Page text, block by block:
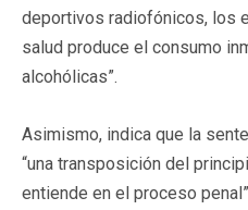
deportivos radiofónicos, los
salud produce el consumo
alcohólicas”.
Asimismo, indica que la
“una transposición del
entiende en el proceso